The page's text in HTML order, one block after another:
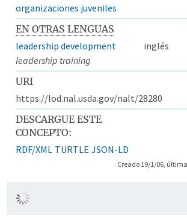
organizaciones juveniles
EN OTRAS LENGUAS
leadership development
inglés
leadership training
URI
https://lod.nal.usda.gov/nalt/28280
DESCARGUE ESTE
CONCEPTO:
RDF/XML TURTLE JSON-LD
Creado 19/1/06,